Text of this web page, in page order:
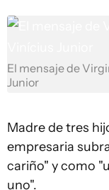
El mensaje de
Junior
Madre de tres
empresaria
cariño" y como
uno".